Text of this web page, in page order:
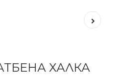
ХАЛКА